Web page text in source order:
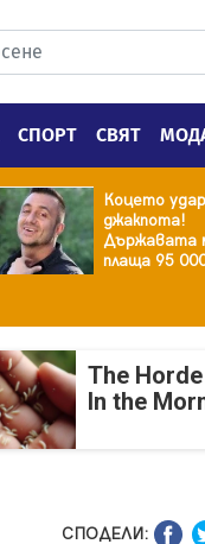
СПОРТ СВЯТ
Коцето
джакпота!
Държавата
плаща 95
The
In the
СПОДЕЛИ: